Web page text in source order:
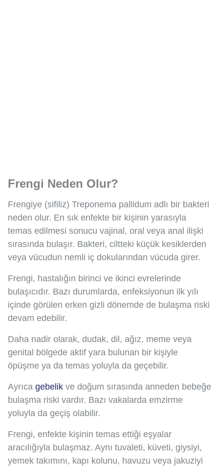
Frengi Neden Olur?
Frengiye (sifiliz) Treponema pallidum adlı bir bakteri
neden olur. En sık enfekte bir kişinin yarasıyla
temas edilmesi sonucu vajinal, oral veya anal ilişki
sırasında bulaşır. Bakteri, ciltteki küçük kesiklerden
veya vücudun nemli iç dokularından vücuda girer.
Frengi, hastalığın birinci ve ikinci evrelerinde
bulaşıcıdır. Bazı durumlarda, enfeksiyonun ilk yılı
içinde görülen erken gizli dönemde de bulaşma riski
devam edebilir.
Daha nadir olarak, dudak, dil, ağız, meme veya
genital bölgede aktif yara bulunan bir kişiyle
öpüşme ya da temas yoluyla da geçebilir.
Ayrıca gebelik ve doğum sırasında anneden bebeğe
bulaşma riski vardır. Bazı vakalarda emzirme
yoluyla da geçiş olabilir.
Frengi, enfekte kişinin temas ettiği eşyalar
aracılığıyla bulaşmaz. Aynı tuvaleti, küveti, giysiyi,
yemek takımını, kapı kolunu, havuzu veya jakuziyi